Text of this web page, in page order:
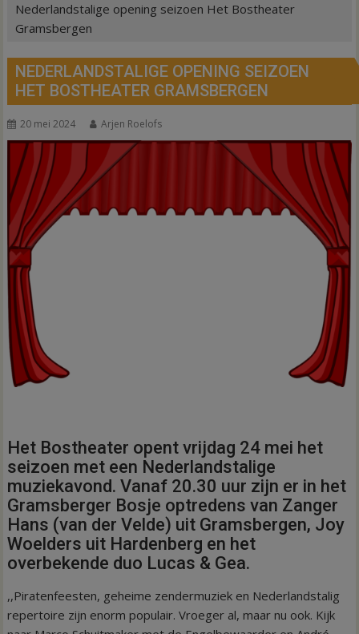
Nederlandstalige opening seizoen Het Bostheater
Gramsbergen
NEDERLANDSTALIGE OPENING SEIZOEN
HET BOSTHEATER GRAMSBERGEN
20 mei 2024 Arjen Roelofs
Het Bostheater opent vrijdag 24 mei het
seizoen met een Nederlandstalige
muziekavond. Vanaf 20.30 uur zijn er in het
Gramsberger Bosje optredens van Zanger
Hans (van der Velde) uit Gramsbergen, Joy
Woelders uit Hardenberg en het
overbekende duo Lucas & Gea.
,,Piratenfeesten, geheime zendermuziek en Nederlandstalig
repertoire zijn enorm populair. Vroeger al, maar nu ook. Kijk